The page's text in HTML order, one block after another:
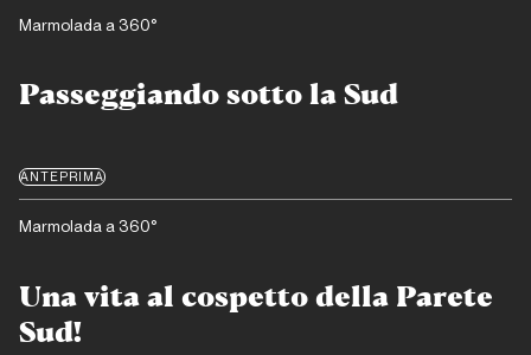
Passeggiando sotto la Sud
Marmolada a 360°
ANTEPRIMA
Una vita al cospetto della Parete
Sud!
Marmolada a 360°